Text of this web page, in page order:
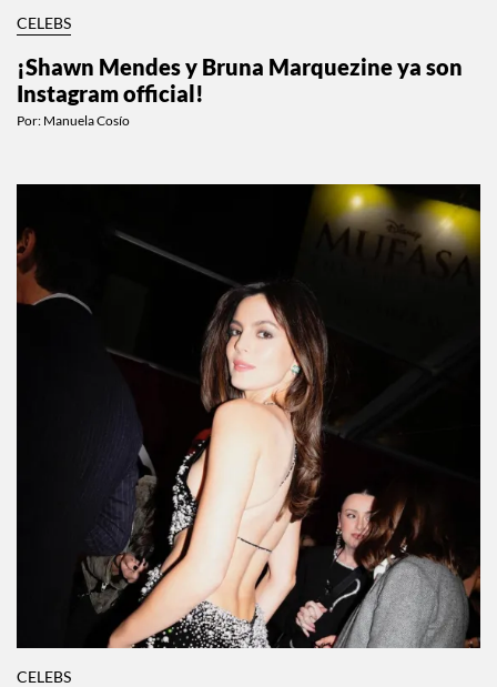
CELEBS
¡Shawn Mendes y Bruna Marquezine ya son
Instagram official!
Por: Manuela Cosío
CELEBS